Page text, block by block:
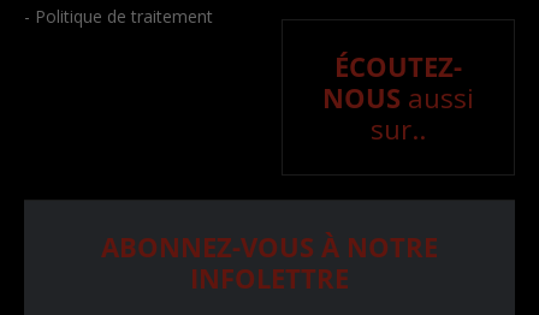
- Politique de traitement
ÉCOUTEZ-
NOUS aussi
sur..
ABONNEZ-VOUS À NOTRE
INFOLETTRE